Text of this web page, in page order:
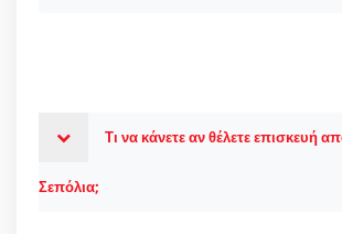
Τι να κάνετε αν θέλετε επισκευή
Σεπόλια;